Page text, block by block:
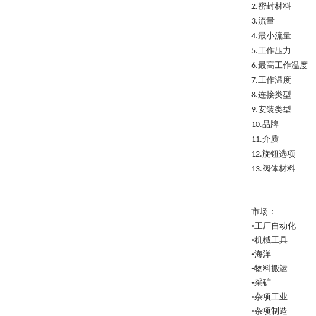
2.密封材料
3.流量
4.最小流量
5.工作压力
6.最高工作温度
7.工作温度
8.连接类型
9.安装类型
10.品牌
11.介质
12.旋钮选项
13.阀体材料
市场：
•工厂自动化
•机械工具
•海洋
•物料搬运
•采矿
•杂项工业
•杂项制造